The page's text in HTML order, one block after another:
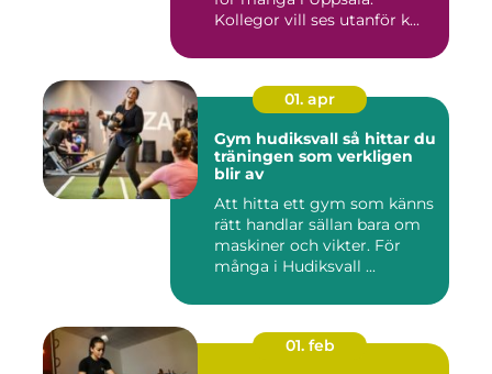
Kollegor vill ses utanför k...
01. apr
Gym hudiksvall så hittar du
träningen som verkligen
blir av
Att hitta ett gym som känns
rätt handlar sällan bara om
maskiner och vikter. För
många i Hudiksvall ...
01. feb